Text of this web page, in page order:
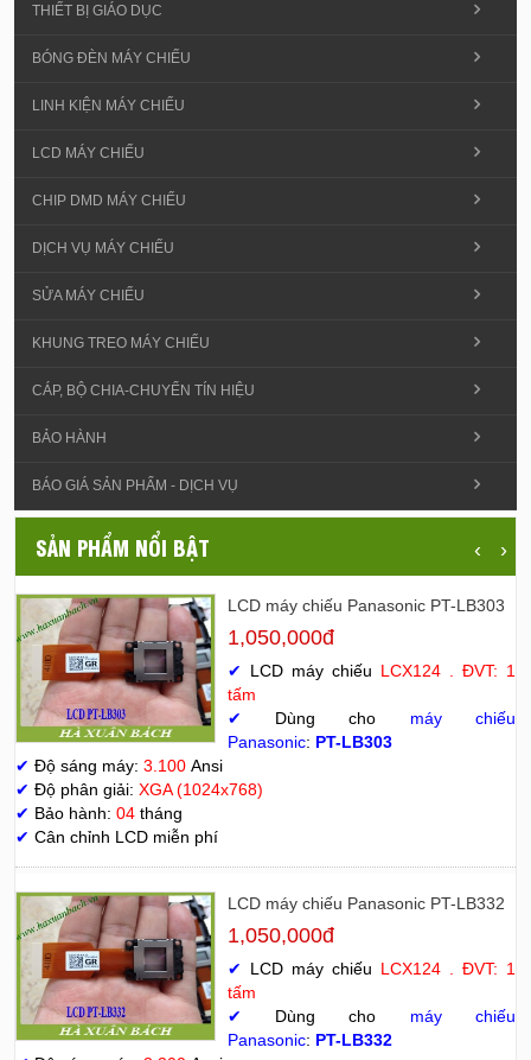
THIẾT BỊ GIÁO DỤC
BÓNG ĐÈN MÁY CHIẾU
LINH KIỆN MÁY CHIẾU
LCD MÁY CHIẾU
CHIP DMD MÁY CHIẾU
DỊCH VỤ MÁY CHIẾU
SỬA MÁY CHIẾU
KHUNG TREO MÁY CHIẾU
CÁP, BỘ CHIA-CHUYỂN TÍN HIỆU
BẢO HÀNH
BÁO GIÁ SẢN PHẨM - DỊCH VỤ
SẢN PHẨM NỔI BẬT ‹ ›
LCD máy chiếu Panasonic PT-LB303
1,050,000đ
✔ LCD máy chiếu LCX124 . ĐVT: 1
tấm
✔
Dùng cho máy chiếu
Panasonic: PT-LB303
✔ Độ sáng máy: 3.100 Ansi
✔ Độ phân giải: XGA (1024x768)
✔ Bảo hành: 04 tháng
✔ Cân chỉnh LCD miễn phí
LCD máy chiếu Panasonic PT-LB332
1,050,000đ
✔ LCD máy chiếu LCX124 . ĐVT: 1
tấm
✔
Dùng cho máy chiếu
Panasonic: PT-LB332